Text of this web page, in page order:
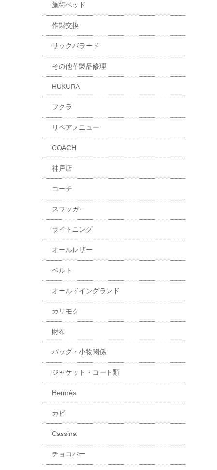
施術ベッド
作製交換
サックバラード
その他革製品修理
HUKURA
フクラ
リペアメニュー
COACH
神戸店
コーチ
スワッガー
ライトニング
オールレザー
ベルト
オールドイングランド
カリモク
財布
バッグ・小物関係
ジャケット・コート類
Hermès
カビ
Cassina
チョコバー